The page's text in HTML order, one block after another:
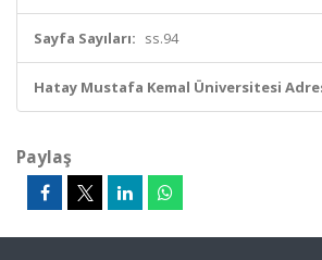
Sayfa Sayıları: ss.94
Hatay Mustafa Kemal Üniversitesi
Paylaş